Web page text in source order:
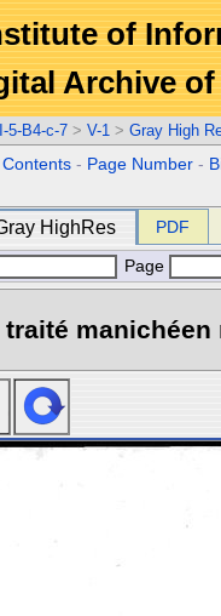
of
Archive
5-B4-c-7 > V-1 > Gray High
- Page Number -
HighRes PDF
Page
traité